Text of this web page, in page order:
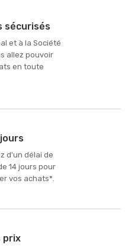
sécurisés
et à la Société
allez pouvoir
en toute
d'un délai de
14 jours pour
vos achats*.
prix